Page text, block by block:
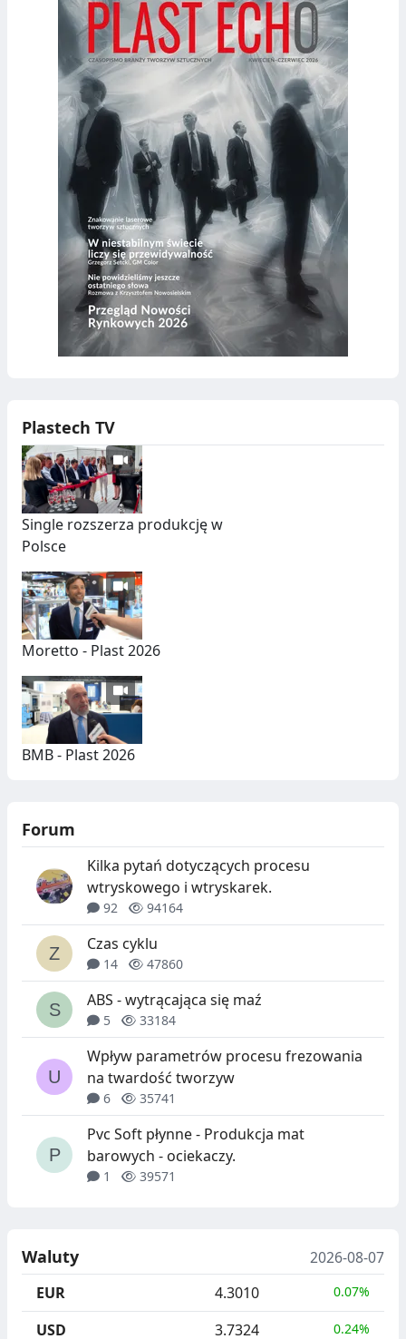
Plastech TV
Single rozszerza produkcję w
Polsce
Moretto - Plast 2026
BMB - Plast 2026
Forum
Kilka pytań dotyczących procesu
wtryskowego i wtryskarek.
92 94164
Czas cyklu
14 47860
ABS - wytrącająca się maź
5 33184
Wpływ parametrów procesu frezowania
na twardość tworzyw
6 35741
Pvc Soft płynne - Produkcja mat
barowych - ociekaczy.
1 39571
Waluty
2026-08-07
EUR
4.3010 0.07%
USD 3.7324 0.24%